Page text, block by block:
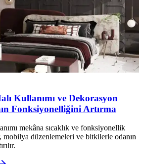
Kullanımı ve Dekorasyon
Fonksiyonelliğini Artırma
mekâna sıcaklık ve fonksiyonellik
mobilya düzenlemeleri ve bitkilerle odanın